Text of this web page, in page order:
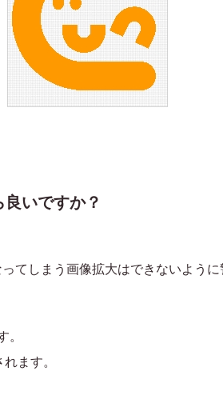
いですか？
てしまう画像拡大はできないように
ます。